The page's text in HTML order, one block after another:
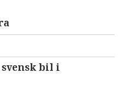
bil i